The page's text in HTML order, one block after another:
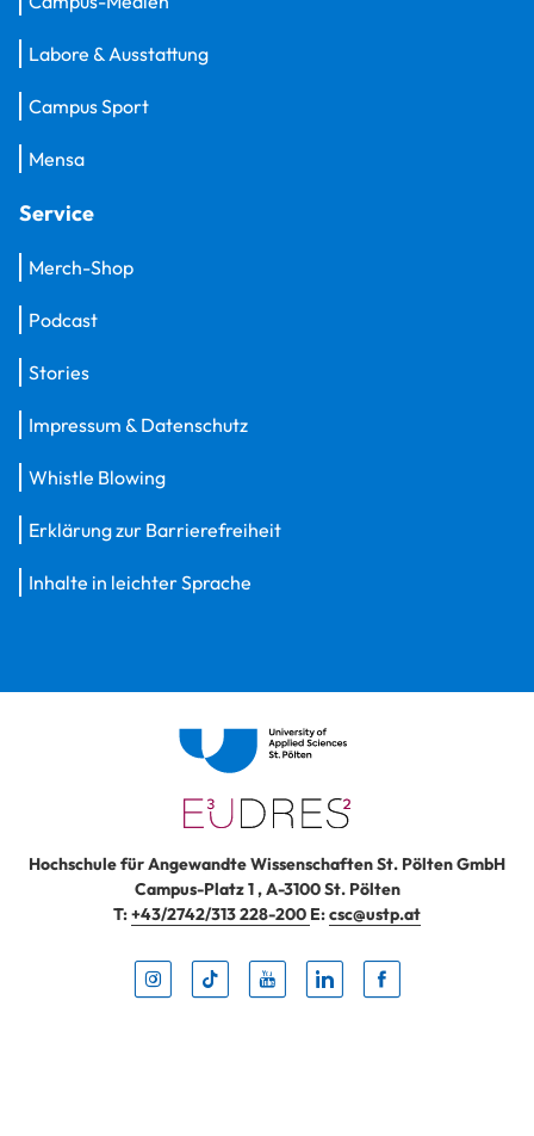
Labore & Ausstattung
Campus Sport
Mensa
Service
Merch-Shop
Podcast
Stories
Impressum & Datenschutz
Whistle Blowing
Erklärung zur Barrierefreiheit
Inhalte in leichter Sprache
Hochschule für Angewandte Wissenschaften St. Pölten GmbH
Campus-Platz 1,A-3100St. Pölten
T:+43/2742/313 228-200 E:csc@ustp.at